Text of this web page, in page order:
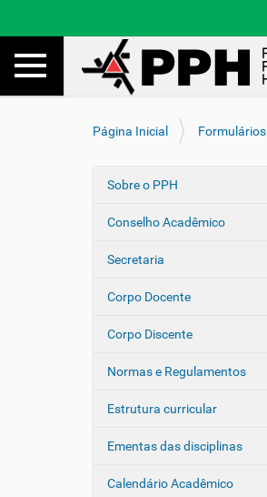
Toggle navigation
V
Página Inicial Formulários
N
e
a
ç
o
Sobre o PPH
Conselho Acadêmico
Secretaria
Corpo Docente
Corpo Discente
Normas e Regulamentos
Estrutura curricular
Ementas das disciplinas
Calendário Acadêmico